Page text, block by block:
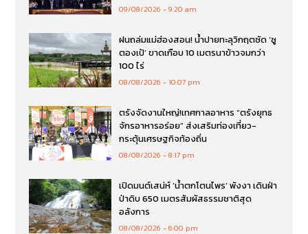
09/08/2026 9:20 am
ฝนถล่มแม่ฮ่องสอน! น้ำปายทะลุวิกฤตซัด ‘ซู
ตองเป้’ ขาดเกือบ 10 เมตรนาข้าวจมกว่า
100 ไร่
08/08/2026 10:07 pm
ตรังจัดงานใหญ่!เทศกาลอาหาร “ตรังยุทธ
จักรอาหารอร่อย” ส่งเสริมท่องเที่ยว-
กระตุ้นเศรษฐกิจท้องถิ่น
08/08/2026 8:17 pm
เปิดมนต์เสน่ห์ ‘น้ำตกโตนไพร’ พังงา เดินฝ่า
ป่าดิบ 650 เมตรสัมผัสธรรมชาติสุด
อลังการ
08/08/2026 6:00 pm